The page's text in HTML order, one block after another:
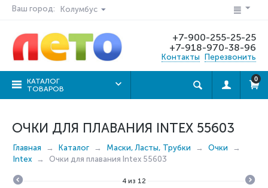
Ваш город: Колумбус
+7-900-255-25-25
+7-918-970-38-96
Контакты Перезвонить
КАТАЛОГ
ТОВАРОВ
0
ОЧКИ ДЛЯ ПЛАВАНИЯ INTEX 55603
Главная Каталог Маски, Ласты, Трубки
Очки
Intex
Очки для плавания Intex 55603
4 из 12